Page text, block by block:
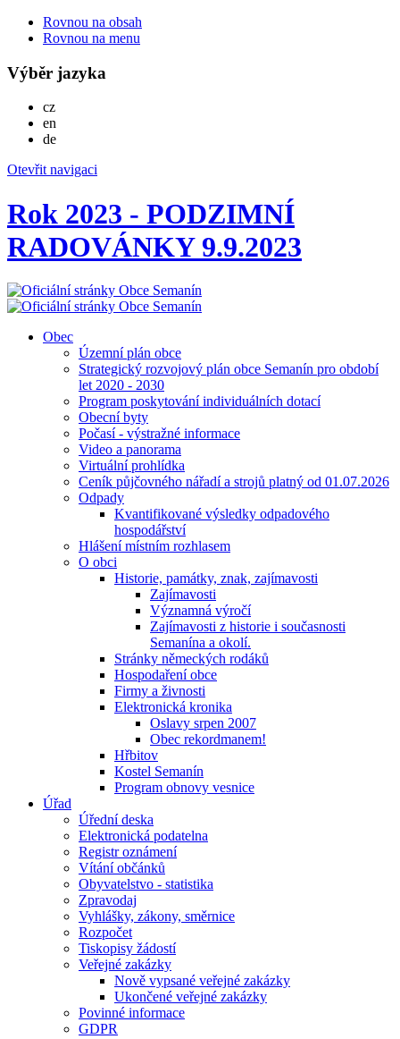
Rovnou na obsah
Rovnou na menu
Výběr jazyka
czČesky
en
deDeutsch
Otevřit navigaci
Rok 2023 - PODZIMNÍ
RADOVÁNKY 9.9.2023
Obec
Územní plán obce
Strategický rozvojový plán obce Semanín pro období
let 2020 - 2030
Program poskytování individuálních dotací
Obecní byty
Počasí - výstražné informace
Video a panorama
Virtuální prohlídka
Ceník půjčovného nářadí a strojů platný od 01.07.2026
Odpady
Kvantifikované výsledky odpadového
hospodářství
Hlášení místním rozhlasem
O obci
Historie, památky, znak, zajímavosti
Zajímavosti
Významná výročí
Zajímavosti z historie i současnosti
Semanína a okolí.
Stránky německých rodáků
Hospodaření obce
Firmy a živnosti
Elektronická kronika
Oslavy srpen 2007
Obec rekordmanem!
Hřbitov
Kostel Semanín
Program obnovy vesnice
Úřad
Úřední deska
Elektronická podatelna
Registr oznámení
Vítání občánků
Obyvatelstvo - statistika
Zpravodaj
Vyhlášky, zákony, směrnice
Rozpočet
Tiskopisy žádostí
Veřejné zakázky
Nově vypsané veřejné zakázky
Ukončené veřejné zakázky
Povinné informace
GDPR